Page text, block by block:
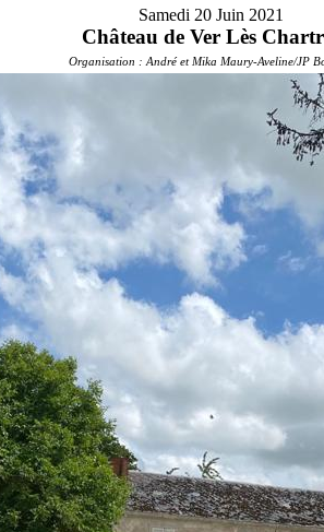
Samedi 20 Juin 2021
Château de Ver Lès
Organisation : André et Mika Maury-Aveline/JP